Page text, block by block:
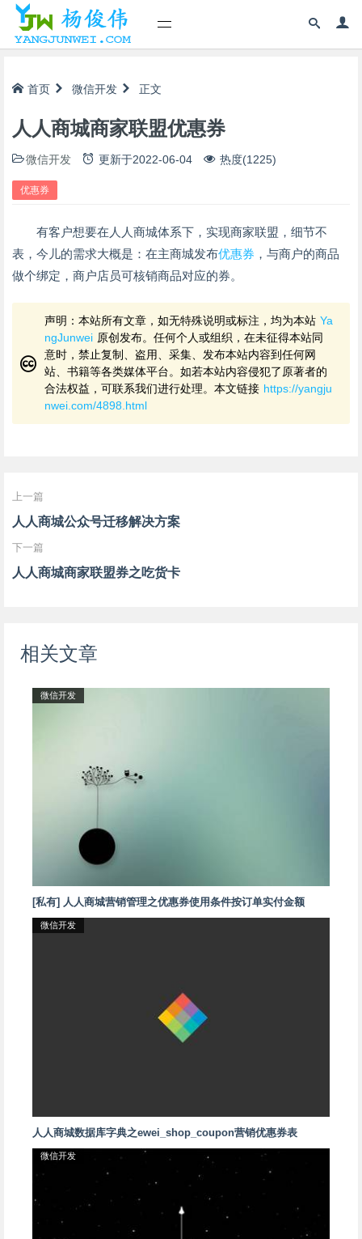
首页 微信开发 正文
人人商城商家联盟优惠券
微信开发 更新于2022-06-04 热度(1225)
优惠券
有客户想要在人人商城体系下，实现商家联盟，细节不
表，今儿的需求大概是：在主商城发布优惠券 ，与商户的商品
做个绑定，商户店员可核销商品对应的券。
声明：本站所有文章，如无特殊说明或标注，均为本站 Ya
ngJunwei 原创发布。任何个人或组织，在未征得本站同
意时，禁止复制、盗用、采集、发布本站内容到任何网
站、书籍等各类媒体平台。如若本站内容侵犯了原著者的
合法权益，可联系我们进行处理。本文链接 https://yangju
nwei.com/4898.html
上一篇
人人商城公众号迁移解决方案
下一篇
人人商城商家联盟券之吃货卡
相关文章
微信开发
[私有] 人人商城营销管理之优惠券使用条件按订单实付金额
微信开发
人人商城数据库字典之ewei_shop_coupon营销优惠券表
微信开发